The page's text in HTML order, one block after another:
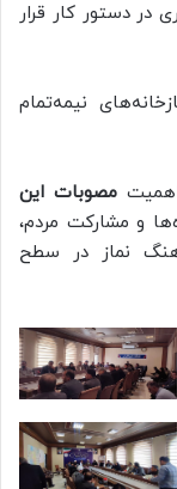
در دستور کار قرار
نیمه‌تمام
مصوبات این
و مشارکت مردم،
نماز در سطح